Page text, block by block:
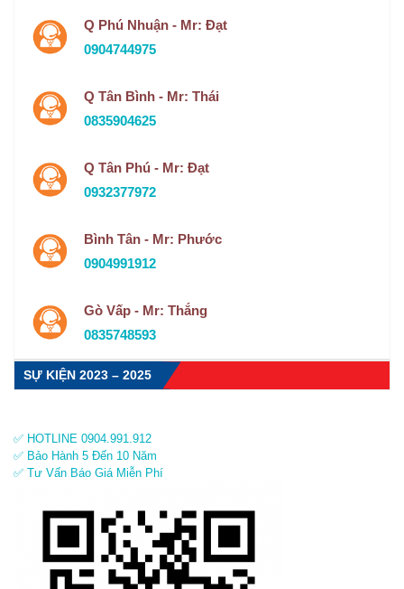
Q Phú Nhuận - Mr: Đạt
0904744975
Q Tân Bình - Mr: Thái
0835904625
Q Tân Phú - Mr: Đạt
0932377972
Bình Tân - Mr: Phước
0904991912
Gò Vấp - Mr: Thắng
0835748593
SỰ KIỆN 2023 – 2025
✅ HOTLINE 0904.991.912
✅ Bảo Hành 5 Đến 10 Năm
✅ Tư Vấn Báo Giá Miễn Phí